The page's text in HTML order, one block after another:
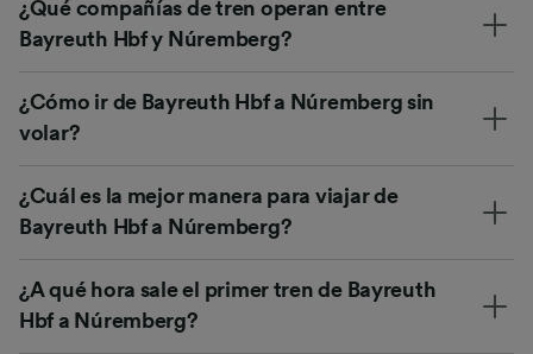
¿Qué compañías de tren operan entre
Bayreuth Hbf y Núremberg?
¿Cómo ir de Bayreuth Hbf a Núremberg sin
volar?
¿Cuál es la mejor manera para viajar de
Bayreuth Hbf a Núremberg?
¿A qué hora sale el primer tren de Bayreuth
Hbf a Núremberg?